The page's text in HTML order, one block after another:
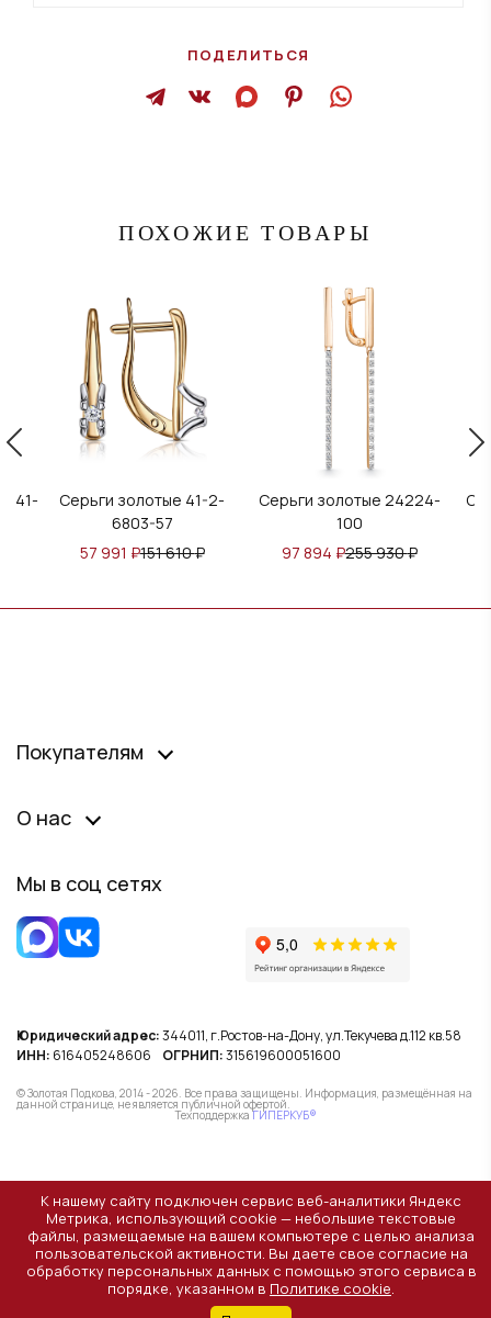
ПОДЕЛИТЬСЯ
ПОХОЖИЕ ТОВАРЫ
Серьги золотые 41-2-
6803-57
57 991 ₽151 610₽
Серьги золотые 24224-
100
97 894 ₽255 930₽
Покупателям
О нас
Мы в соц сетях
Юридический адрес:344011, г.Ростов-на-Дону, ул.Текучева д.112 кв.58
ИНН: 616405248606 ОГРНИП:315619600051600
© Золотая Подкова, 2014 - 2026. Все права защищены. Информация, размещённая на
данной странице, не является публичной офертой.
ТехподдержкаГИПЕРКУБ®
К нашему сайту подключен сервис веб-аналитики Яндекс
Метрика, использующий cookie — небольшие текстовые
файлы, размещаемые на вашем компьютере с целью анализа
пользовательской активности. Вы даете свое согласие на
обработку персональных данных с помощью этого сервиса в
порядке, указанном в Политике cookie.